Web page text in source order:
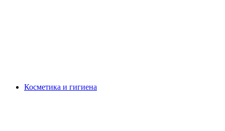
Косметика и гигиена